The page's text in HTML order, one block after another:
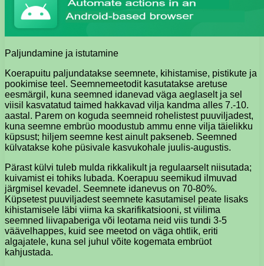
Paljundamine ja istutamine
Koerapuitu paljundatakse seemnete, kihistamise, pistikute ja
pookimise teel. Seemnemeetodit kasutatakse aretuse
eesmärgil, kuna seemned idanevad väga aeglaselt ja sel
viisil kasvatatud taimed hakkavad vilja kandma alles 7.-10.
aastal. Parem on koguda seemneid rohelistest puuviljadest,
kuna seemne embrüo moodustub ammu enne vilja täielikku
küpsust; hiljem seemne kest ainult pakseneb. Seemned
külvatakse kohe püsivale kasvukohale juulis-augustis.
Pärast külvi tuleb mulda rikkalikult ja regulaarselt niisutada;
kuivamist ei tohiks lubada. Koerapuu seemikud ilmuvad
järgmisel kevadel. Seemnete idanevus on 70-80%.
Küpsetest puuviljadest seemnete kasutamisel peate lisaks
kihistamisele läbi viima ka skarifikatsiooni, st viilima
seemned liivapaberiga või leotama neid viis tundi 3-5
väävelhappes, kuid see meetod on väga ohtlik, eriti
algajatele, kuna sel juhul võite kogemata embrüot
kahjustada.